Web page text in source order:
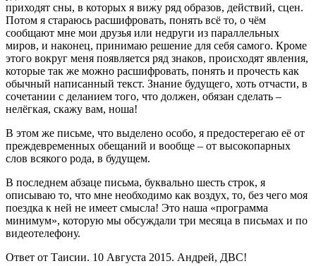
приходят сны, в которых я вижу ряд образов, действий, сцен.
Потом я стараюсь расшифровать, понять всё то, о чём
сообщают мне мои друзья или недруги из параллельных
миров, и наконец, принимаю решение для себя самого. Кроме
этого вокруг меня появляется ряд знаков, происходят явления,
которые так же можно расшифровать, понять и прочесть как
обычный написанный текст. Знание будущего, хоть отчасти, в
сочетании с деланием того, что должен, обязан сделать –
нелёгкая, скажу вам, ноша!
В этом же письме, что выделено особо, я предостерегаю её от
преждевременных обещаний и вообще – от высокопарных
слов всякого рода, в будущем.
В последнем абзаце письма, буквально шесть строк, я
описываю то, что мне необходимо как воздух, то, без чего моя
поездка к ней не имеет смысла! Это наша «программа
минимум», которую мы обсуждали три месяца в письмах и по
видеотелефону.
Ответ от Таисии. 10 Августа 2015. Андрей, ДВС!